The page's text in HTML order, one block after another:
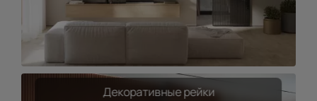
Декоративные рейки